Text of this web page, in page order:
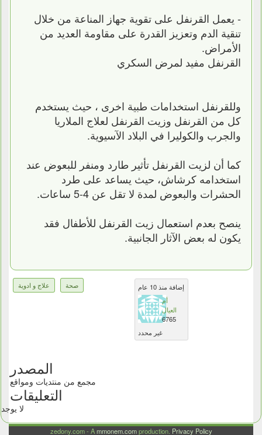
- يعمل القرنفل على تقوية جهاز المناعة من خلال
تنقية الدم وتعزيز القدرة على مقاومة العديد من
الأمراض.
القرنفل مفيد لمرض السكري
وللقرنفل استخدامات طبية اخرى ، حيث يستخدم
كل من القرنفل وزيت القرنفل لعلاج الملاريا
والجرب والكوليرا في البلاد الآسيوية.
كما أن لزيت القرنفل تأثير طارد ومنفر للبعوض عند
استخدامه كرشاش، حيث يساعد على طرد
الحشرات والبعوض لمدة لا تقل عن 4-5 ساعات.
ينصح بعدم استعمال زيت القرنفل للأطفال فقد
يكون له بعض الآثار الجانبية.
صحة علاج و ادوية
إضافة منذ 10 عام
أم
العيال
6765
غير محدد
المصدر
مجمع من منتديات ومواقع
التعليقات
لا يوجد
zedony.com - Ammonem.comproduction. Privacy Policy